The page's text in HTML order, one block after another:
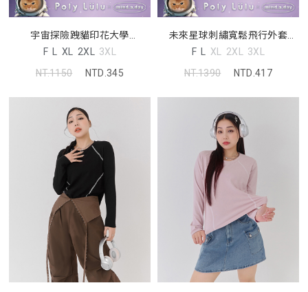
宇宙探險跩貓印花大學
TEE(unisex)(MIND.A.DAY聯名)
F L XL 2XL 3XL
NT.1150
NTD.345
未來星球刺繡寬鬆飛行外套
(unisex)(MIND.A.DAY聯名)
F L XL 2XL 3XL
NT.1390
NTD.417